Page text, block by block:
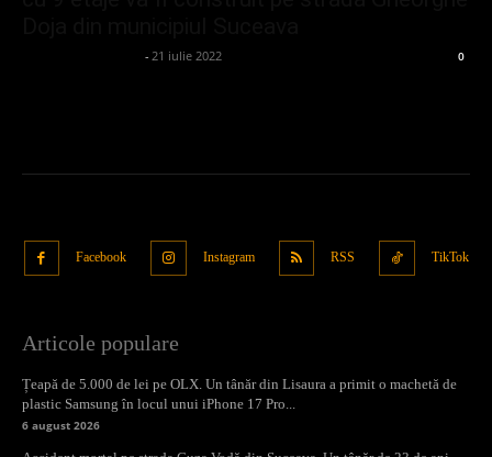
- 21 iulie 2022 0
Facebook Instagram RSS TikTok
Articole populare
Țeapă de 5.000 de lei pe OLX. Un tânăr din Lisaura a primit o machetă de
plastic Samsung în locul unui iPhone 17 Pro...
6 august 2026